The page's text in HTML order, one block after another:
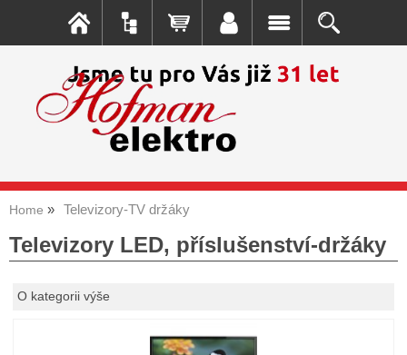
Home Televizory-TV držáky
Televizory LED, příslušenství-držáky
O kategorii výše